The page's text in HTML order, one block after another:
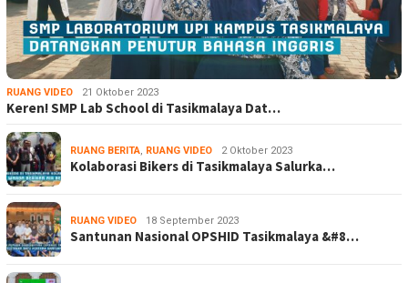
RUANG VIDEO 21 Oktober 2023
Keren! SMP Lab School di Tasikmalaya Dat…
RUANG BERITA, RUANG VIDEO 2 Oktober 2023
Kolaborasi Bikers di Tasikmalaya Salurka…
RUANG VIDEO 18 September 2023
Santunan Nasional OPSHID Tasikmalaya &#8…